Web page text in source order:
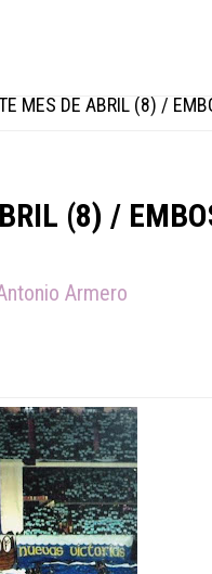
MES DE ABRIL (8) /
(8) /
Armero